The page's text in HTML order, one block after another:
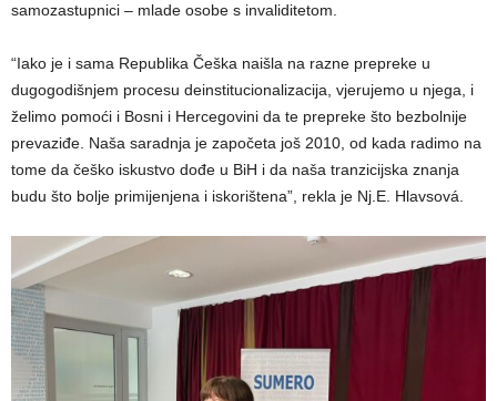
samozastupnici – mlade osobe s invaliditetom.
“Iako je i sama Republika Češka naišla na razne prepreke u
dugogodišnjem procesu deinstitucionalizacija, vjerujemo u njega, i
želimo pomoći i Bosni i Hercegovini da te prepreke što bezbolnije
prevaziđe. Naša saradnja je započeta još 2010, od kada radimo na
tome da češko iskustvo dođe u BiH i da naša tranzicijska znanja
budu što bolje primijenjena i iskorištena”, rekla je Nj.E. Hlavsová.